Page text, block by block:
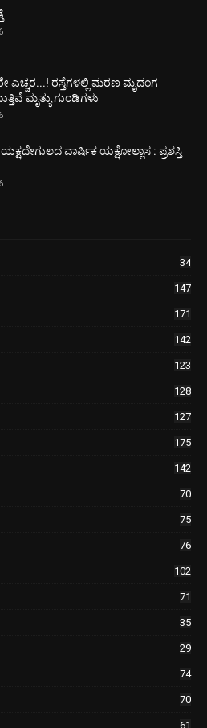
ಎಚ್ಚರ...! ರಸ್ತೆಗಳಲ್ಲಿ ಮರಣ ಮೃದಂಗ
ಮೃತ್ಯು ಗುಂಡಿಗಳು
ವಾರ್ಷಿಕ ಯಕ್ಷೋಲ್ಲಾಸ : ಪ್ರಶಸ್ತಿ
34
147
171
142
123
128
127
175
142
70
75
76
102
71
35
29
74
70
61